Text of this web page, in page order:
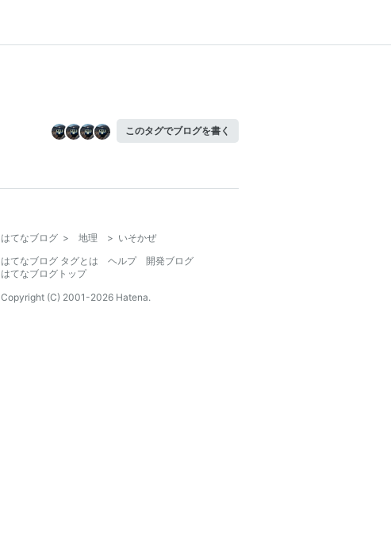
このタグでブログを書く
はてなブログ > 地理 > いそかぜ
はてなブログ タグとは
ヘルプ
開発ブログ
はてなブログトップ
Copyright (C) 2001-2026 Hatena.